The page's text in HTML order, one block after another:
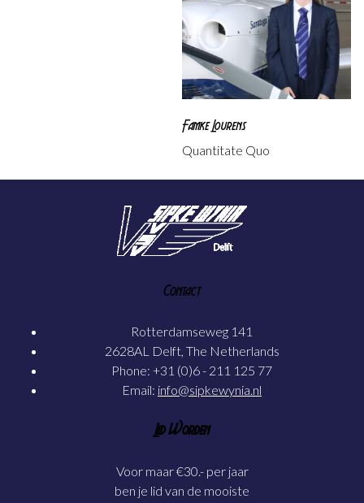
Famke Lourens
Quantitate Quo
Contact
Rotterdamseweg 141
2628AL Delft, The Netherlands
Phone: +31 (0)6 - 211 125 77
Email: info@sipkewynia.nl
Lid Worden
Voor maar €30.- per jaar
ben je lid van de mooiste